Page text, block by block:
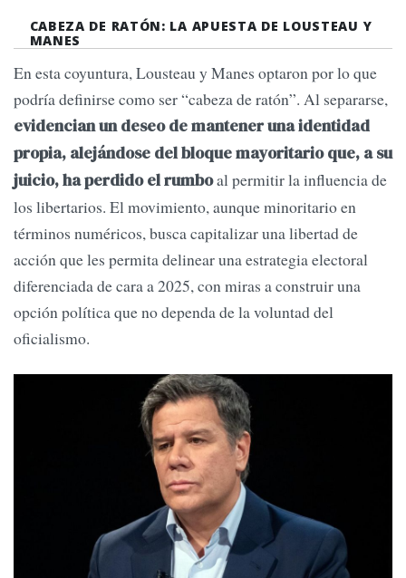
CABEZA DE RATÓN: LA APUESTA DE LOUSTEAU Y
MANES
En esta coyuntura, Lousteau y Manes optaron por lo que
podría definirse como ser “cabeza de ratón”. Al separarse,
evidencian un deseo de mantener una identidad
propia, alejándose del bloque mayoritario que, a su
juicio, ha perdido el rumboal permitir la influencia de
los libertarios. El movimiento, aunque minoritario en
términos numéricos, busca capitalizar una libertad de
acción que les permita delinear una estrategia electoral
diferenciada de cara a 2025, con miras a construir una
opción política que no dependa de la voluntad del
oficialismo.